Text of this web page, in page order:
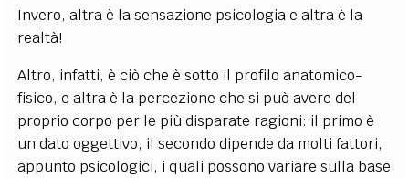
Invero, altra è la sensazione psicologia e altra è la
realtà!
Altro, infatti, è ciò che è sotto il profilo anatomico-
fisico, e altra è la percezione che si può avere del
proprio corpo per le più disparate ragioni: il primo è
un dato oggettivo, il secondo dipende da molti fattori,
appunto psicologici, i quali possono variare sulla base